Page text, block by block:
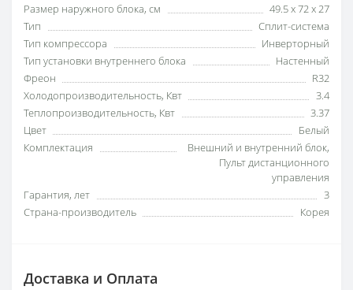
Размер наружного блока, см
49.5 x 72 x 27
Тип
Сплит-система
Тип компрессора
Инверторный
Тип установки внутреннего блока
Настенный
Фреон
R32
Холодопроизводительность, Квт
3.4
Теплопроизводительность, Квт
3.37
Цвет
Белый
Комплектация
Внешний и внутренний блок,
Пульт дистанционного
управления
Гарантия, лет
3
Страна-производитель
Корея
Доставка и Оплата